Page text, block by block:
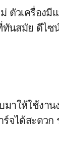
ตัวเครื่องมี
ทันสมัย ดีไซ
าให้ใช้งาน
จได้สะดวก